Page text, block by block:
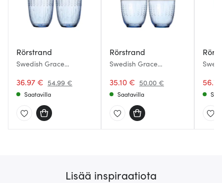
Rörstrand
Swedish Grace
Sininen
36.97 € 54.99 €
Saatavilla
Rörstrand
Swedish Grace
Sininen
35.10 € 50.00 €
Saatavilla
cl 2
Lisää inspiraatiota